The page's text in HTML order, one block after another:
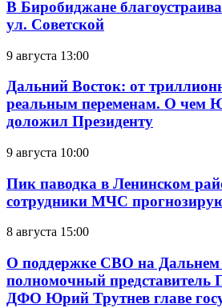
В Биробиджане
ул. Советской
9 августа 13:00
Дальний Восток: от
реальным переменам. О чем
доложил Президенту
9 августа 10:00
Пик паводка в Ленинском
сотрудники МЧС
8 августа 15:00
О поддержке СВО на Дальнем
полномочный представитель
ДФО Юрий Трутнев главе